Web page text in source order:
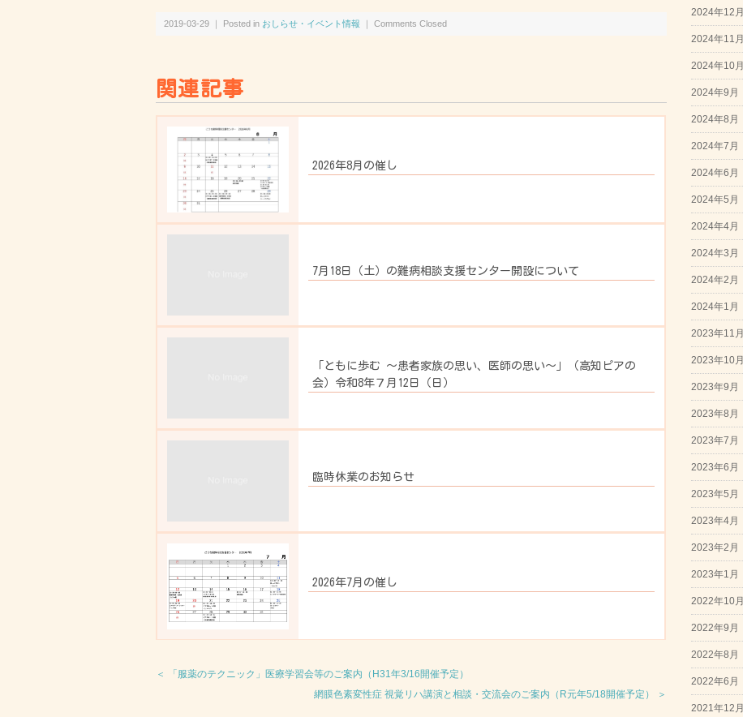
2019-03-29 ｜ Posted in おしらせ・イベント情報 ｜ Comments Closed
関連記事
2026年8月の催し
7月18日（土）の難病相談支援センター開設について
「ともに歩む ～患者家族の思い、医師の思い～」（高知ピアの
会）令和8年７月12日（日）
臨時休業のお知らせ
2026年7月の催し
＜ 「服薬のテクニック」医療学習会等のご案内（H31年3/16開催予定）
網膜色素変性症 視覚リハ講演と相談・交流会のご案内（R元年5/18開催予定） ＞
2024年12月
2024年11月
2024年10月
2024年9月
2024年8月
2024年7月
2024年6月
2024年5月
2024年4月
2024年3月
2024年2月
2024年1月
2023年11月
2023年10月
2023年9月
2023年8月
2023年7月
2023年6月
2023年5月
2023年4月
2023年2月
2023年1月
2022年10月
2022年9月
2022年8月
2022年6月
2021年12月